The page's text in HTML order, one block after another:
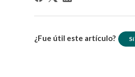
¿Fue útil este artículo? Sí